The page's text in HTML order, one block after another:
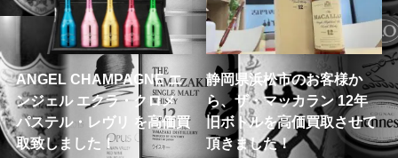
ANGEL CHAMPAGNE エ
ンジェル エクラ・クロメ
パステル・レヴリ を高価買
取致しました！
静岡県浜松市のお客様か
ら、ザ・マッカラン 12年
旧ボトルを高価買取させて
頂きました！